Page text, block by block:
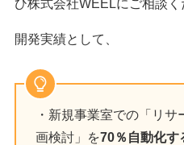
ひ株式会社WEELにご相談く
開発実績として、
・新規事業室での「リ
画検討」を70％自動化す